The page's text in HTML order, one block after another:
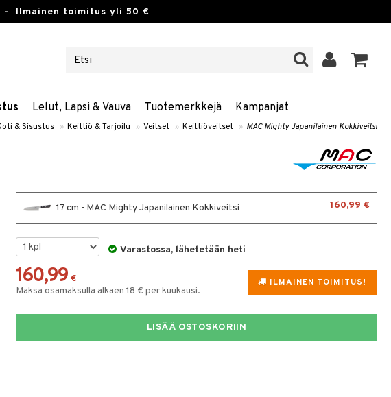
- Ilmainen toimitus yli 50 €
Lelut, Lapsi & Vauva Tuotemerkkejä Kampanjat
& Sisustus » Keittiö & Tarjoilu » Veitset » Keittiöveitset » MAC Mighty Japanilainen Kokkiveitsi
17 cm - MAC Mighty Japanilainen Kokkiveitsi 160,99 €
Varastossa, lähetetään heti
ILMAINEN TOIMITUS!
160,99 €
Maksa osamaksulla alkaen 18 € per kuukausi.
LISÄÄ OSTOSKORIIN